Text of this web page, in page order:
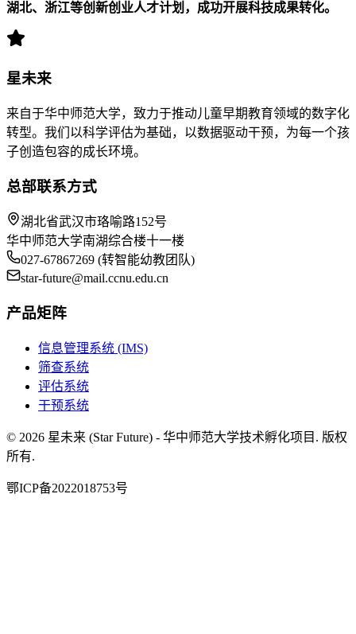
湖北、浙江等创新创业人才计划，成功开展科技成果转化。
星未来
来自于华中师范大学，致力于推动儿童早期教育领域的数字化
转型。我们以科学评估为基础，以数据驱动干预，为每一个孩
子创造包容的成长环境。
总部联系方式
湖北省武汉市珞喻路152号
华中师范大学南湖综合楼十一楼
027-67867269 (转智能幼教团队)
star-future@mail.ccnu.edu.cn
产品矩阵
信息管理系统 (IMS)
筛查系统
评估系统
干预系统
© 2026 星未来 (Star Future) - 华中师范大学技术孵化项目. 版权
所有.
鄂ICP备2022018753号